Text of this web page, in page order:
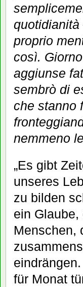
proprio
così.
aggiunse
sembrò di
che stanno
nemmeno
„Es gibt
unseres
zu bilden
ein
Menschen,
für Monat